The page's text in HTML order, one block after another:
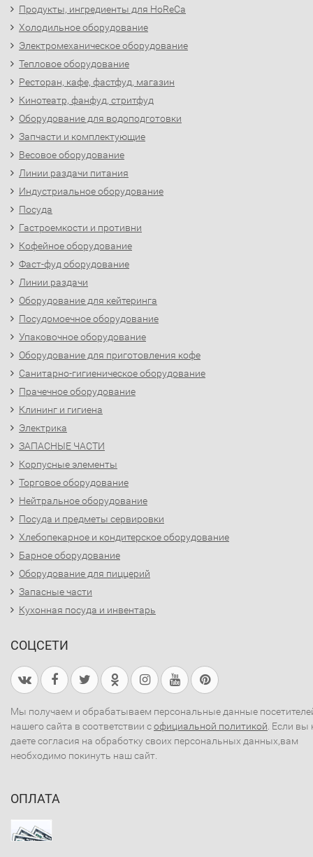
Продукты, ингредиенты для HoReCa
Холодильное оборудование
Электромеханическое оборудование
Тепловое оборудование
Ресторан, кафе, фастфуд, магазин
Кинотеатр, фанфуд, стритфуд
Оборудование для водоподготовки
Запчасти и комплектующие
Весовое оборудование
Линии раздачи питания
Индустриальное оборудование
Посуда
Гастроемкости и противни
Кофейное оборудование
Фаст-фуд оборудование
Линии раздачи
Оборудование для кейтеринга
Посудомоечное оборудование
Упаковочное оборудование
Оборудование для приготовления кофе
Санитарно-гигиеническое оборудование
Прачечное оборудование
Клининг и гигиена
Электрика
ЗАПАСНЫЕ ЧАСТИ
Корпусные элементы
Торговое оборудование
Нейтральное оборудование
Посуда и предметы сервировки
Хлебопекарное и кондитерское оборудование
Барное оборудование
Оборудование для пиццерий
Запасные части
Кухонная посуда и инвентарь
СОЦСЕТИ
Мы получаем и обрабатываем персональные данные
нашего сайта в соответствии софициальной политикой . Если вы
даете согласия на обработку своих персональных данных,вам
необходимо покинуть наш сайт.
ОПЛАТА